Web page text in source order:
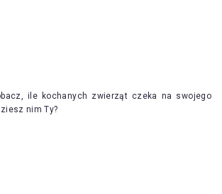
ile kochanych zwierząt czeka na swojego
nim Ty?